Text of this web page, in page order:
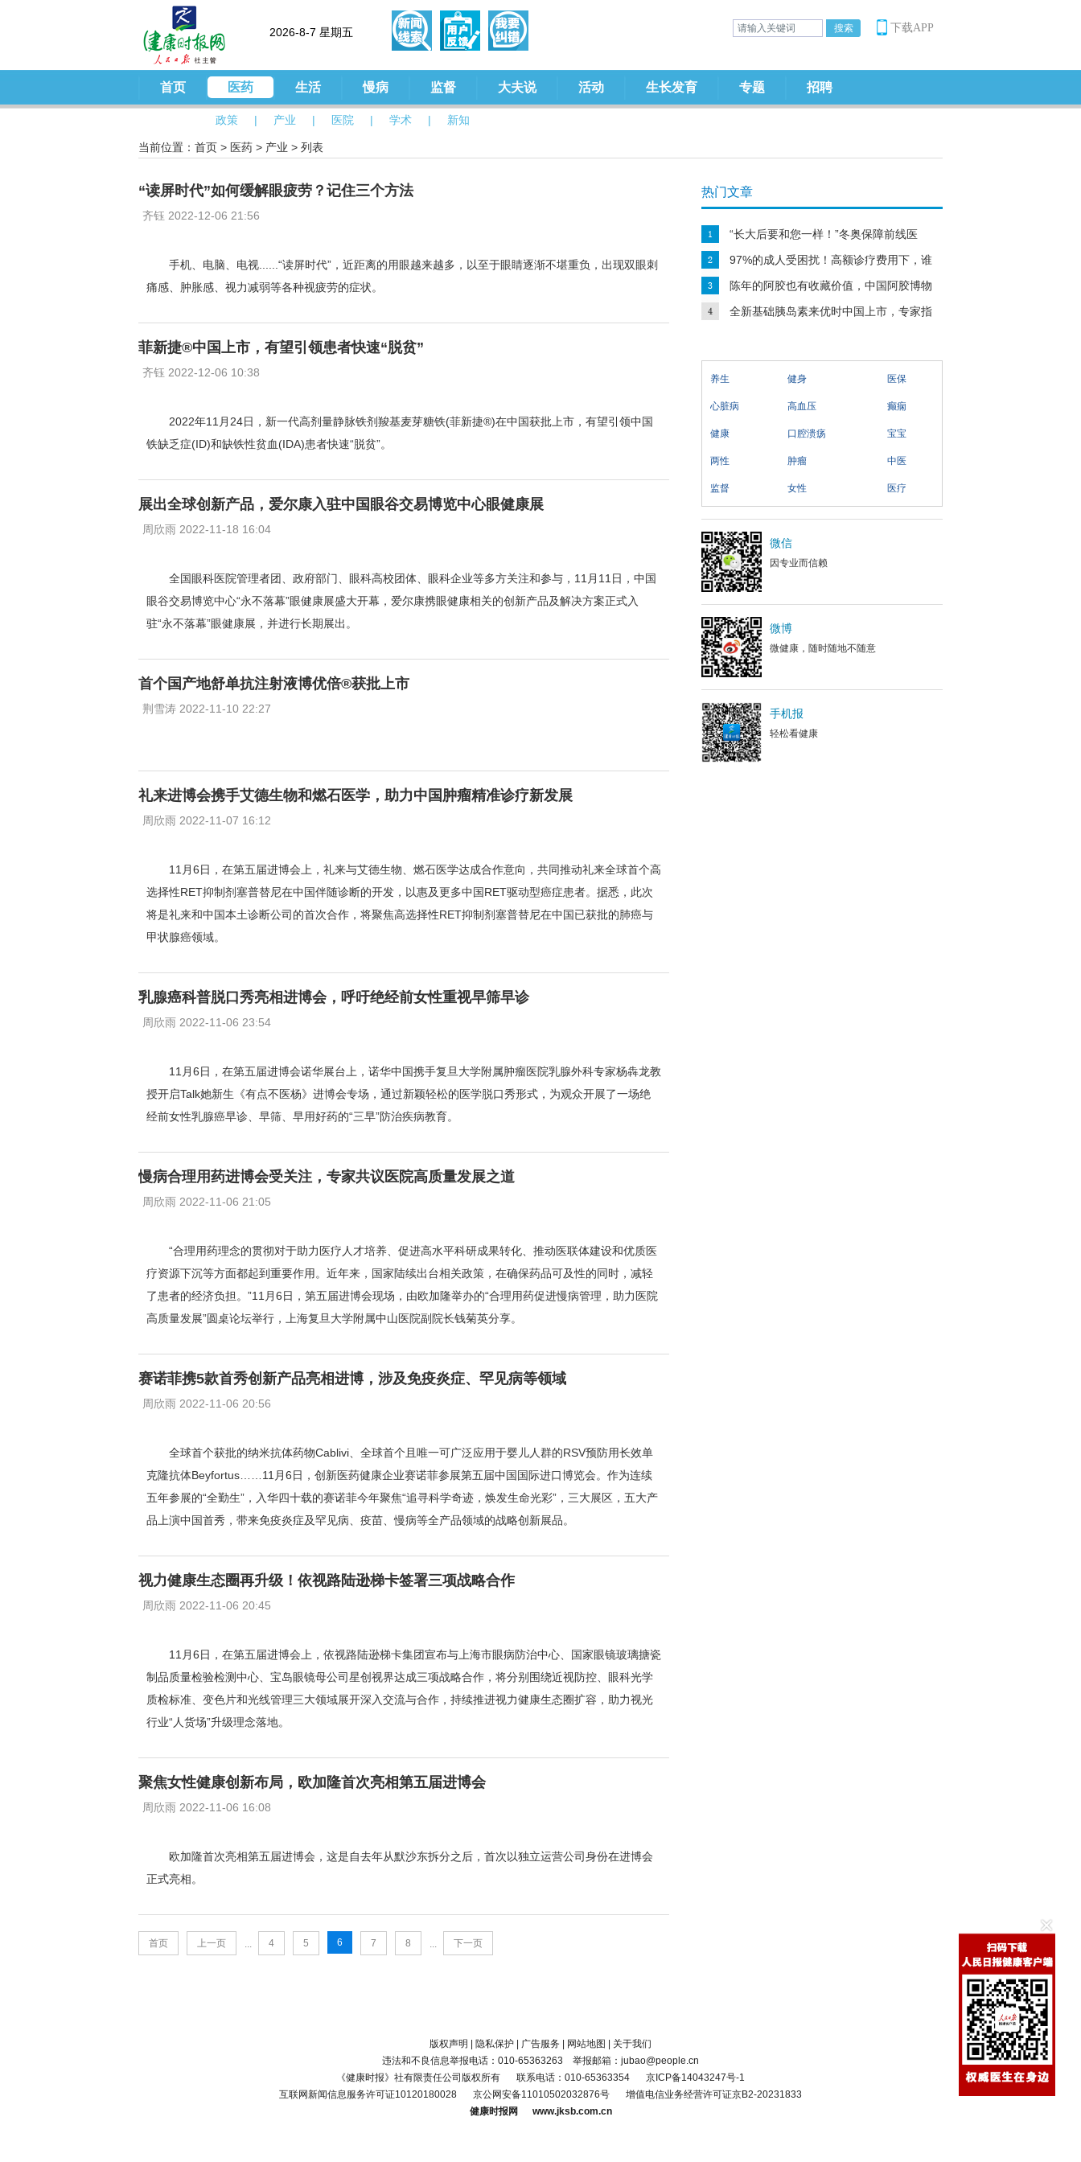
2026-8-7 星期五 下载APP
首页 医药
政策 | 产业 | 医院 | 学术 | 新知
生活 慢病 监督 大夫说 活动 生长发育 专题 招聘
当前位置： 首页 > 医药 > 产业 > 列表
“读屏时代”如何缓解眼疲劳？记住三个方法
齐钰 2022-12-06 21:56
手机、电脑、电视......“读屏时代”，近距离的用眼越来越多，以至于眼睛逐渐不堪重负，出现双眼刺
痛感、肿胀感、视力减弱等各种视疲劳的症状。
菲新捷®中国上市，有望引领患者快速“脱贫”
齐钰 2022-12-06 10:38
2022年11月24日，新一代高剂量静脉铁剂羧基麦芽糖铁(菲新捷®)在中国获批上市，有望引领中国
铁缺乏症(ID)和缺铁性贫血(IDA)患者快速“脱贫”。
展出全球创新产品，爱尔康入驻中国眼谷交易博览中心眼健康展
周欣雨 2022-11-18 16:04
​全国眼科医院管理者团、政府部门、眼科高校团体、眼科企业等多方关注和参与，11月11日，中国
眼谷交易博览中心“永不落幕”眼健康展盛大开幕，爱尔康携眼健康相关的创新产品及解决方案正式入
驻“永不落幕”眼健康展，并进行长期展出。
首个国产地舒单抗注射液博优倍®获批上市
荆雪涛 2022-11-10 22:27
礼来进博会携手艾德生物和燃石医学，助力中国肿瘤精准诊疗新发展
周欣雨 2022-11-07 16:12
11月6日，在第五届进博会上，礼来与艾德生物、燃石医学达成合作意向，共同推动礼来全球首个高
选择性RET抑制剂塞普替尼在中国伴随诊断的开发，以惠及更多中国RET驱动型癌症患者。据悉，此次
将是礼来和中国本土诊断公司的首次合作，将聚焦高选择性RET抑制剂塞普替尼在中国已获批的肺癌与
甲状腺癌领域。
乳腺癌科普脱口秀亮相进博会，呼吁绝经前女性重视早筛早诊
周欣雨 2022-11-06 23:54
11月6日，在第五届进博会诺华展台上，诺华中国携手复旦大学附属肿瘤医院乳腺外科专家杨犇龙教
授开启Talk她新生《有点不医杨》进博会专场，通过新颖轻松的医学脱口秀形式，为观众开展了一场绝
经前女性乳腺癌早诊、早筛、早用好药的“三早”防治疾病教育。
慢病合理用药进博会受关注，专家共议医院高质量发展之道
周欣雨 2022-11-06 21:05
“合理用药理念的贯彻对于助力医疗人才培养、促进高水平科研成果转化、推动医联体建设和优质医
疗资源下沉等方面都起到重要作用。近年来，国家陆续出台相关政策，在确保药品可及性的同时，减轻
了患者的经济负担。”11月6日，第五届进博会现场，由欧加隆举办的“合理用药促进慢病管理，助力医院
高质量发展”圆桌论坛举行，上海复旦大学附属中山医院副院长钱菊英分享。
赛诺菲携5款首秀创新产品亮相进博，涉及免疫炎症、罕见病等领域
周欣雨 2022-11-06 20:56
全球首个获批的纳米抗体药物Cablivi、全球首个且唯一可广泛应用于婴儿人群的RSV预防用长效单
克隆抗体Beyfortus……11月6日，创新医药健康企业赛诺菲参展第五届中国国际进口博览会。作为连续
五年参展的“全勤生”，入华四十载的赛诺菲今年聚焦“追寻科学奇迹，焕发生命光彩”，三大展区，五大产
品上演中国首秀，带来免疫炎症及罕见病、疫苗、慢病等全产品领域的战略创新展品。
视力健康生态圈再升级！依视路陆逊梯卡签署三项战略合作
周欣雨 2022-11-06 20:45
​11月6日，在第五届进博会上，依视路陆逊梯卡集团宣布与上海市眼病防治中心、国家眼镜玻璃搪瓷
制品质量检验检测中心、宝岛眼镜母公司星创视界达成三项战略合作，将分别围绕近视防控、眼科光学
质检标准、变色片和光线管理三大领域展开深入交流与合作，持续推进视力健康生态圈扩容，助力视光
行业“人货场”升级理念落地。
聚焦女性健康创新布局，欧加隆首次亮相第五届进博会
周欣雨 2022-11-06 16:08
欧加隆首次亮相第五届进博会，这是自去年从默沙东拆分之后，首次以独立运营公司身份在进博会
正式亮相。
首页 上一页 ... 4 5 6 7 8 ... 下一页
热门文章
“长大后要和您一样！”冬奥保障前线医
97%的成人受困扰！高额诊疗费用下，谁
陈年的阿胶也有收藏价值，中国阿胶博物
全新基础胰岛素来优时中国上市，专家指
养生 健身 医保
心脏病 高血压 癫痫
健康 口腔溃疡 宝宝
两性 肿瘤 中医
监督 女性 医疗
微信
因专业而信赖
微博
微健康，随时随地不随意
手机报
轻松看健康
版权声明 隐私保护 广告服务 网站地图
关于我们
违法和不良信息举报电话：010-65363263 举报邮箱：jubao@people.cn
《健康时报》社有限责任公司版权所有
联系电话：010-65363354
京ICP备14043247号-1
互联网新闻信息服务许可证10120180028
京公网安备11010502032876号
增值电信业务经营许可证京B2-20231833
健康时报网 www.jksb.com.cn